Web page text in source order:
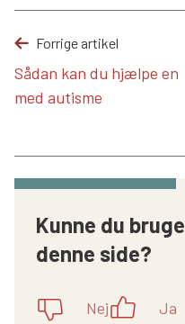
Forrige artikel
Sådan kan du hjælpe en
med autisme
Kunne du
denne side?
Nej Ja